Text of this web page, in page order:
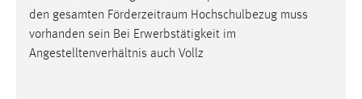
den gesamten Förderzeitraum Hochschulbezug muss
vorhanden sein Bei Erwerbstätigkeit im
Angestelltenverhältnis auch Vollz